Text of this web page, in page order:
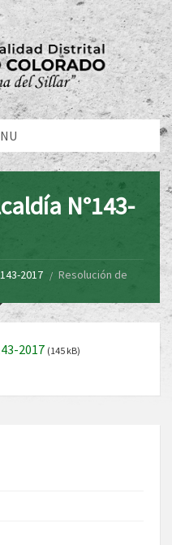
N°143-
2017
Resolución de
2017 (145 kB)